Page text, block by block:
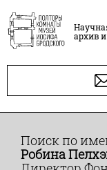
архив
Поиск по
Робина